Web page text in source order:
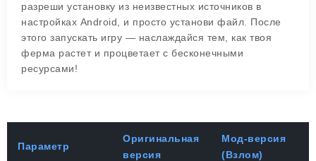
разреши установку из неизвестных источников в
настройках Android, и просто установи файл. После
этого запускать игру — наслаждайся тем, как твоя
ферма растет и процветает с бесконечными
ресурсами!
Параметр
Оригинальная
версия
Мод-версия
(Взлом)